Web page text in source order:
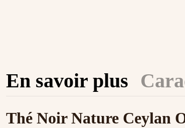
En savoir plus
Thé Noir Nature Ceylan